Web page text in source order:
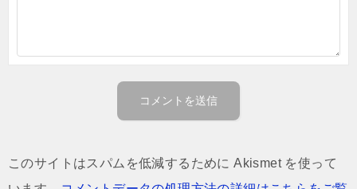
このサイトはスパムを低減するために Akismet を使って